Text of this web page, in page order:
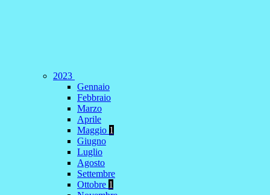
2023
Gennaio
Febbraio
Marzo
Aprile
Maggio 1
Giugno
Luglio
Agosto
Settembre
Ottobre 1